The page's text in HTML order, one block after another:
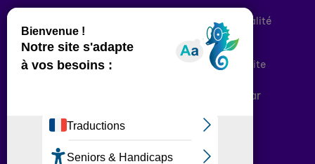
Politique de confidentialité
Conditions générales d’utilisation
Déclaration d’accessibilité
Plan du site
Plateforme développée en France par